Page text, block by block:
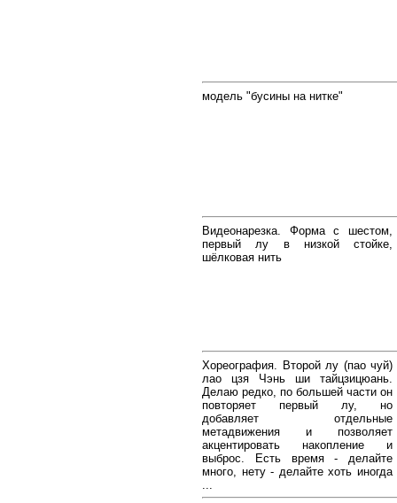
модель "бусины на нитке"
Видеонарезка. Форма с шестом,
первый лу в низкой стойке,
шёлковая нить
Хореография. Второй лу (пао чуй)
лао цзя Чэнь ши тайцзицюань.
Делаю редко, по большей части он
повторяет первый лу, но
добавляет отдельные
метадвижения и позволяет
акцентировать накопление и
выброс. Есть время - делайте
много, нету - делайте хоть иногда